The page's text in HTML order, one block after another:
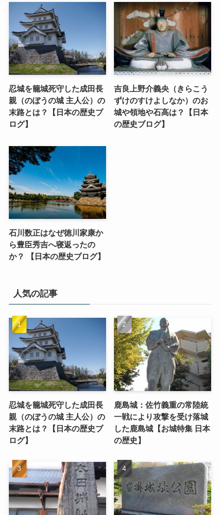
忍城を籠城死守した成田長
親（のぼうの城 主人公）の
末路とは？【日本の歴史ブ
ログ】
吉良上野介義央（きらこう
ずけのすけよしなか）のお
城や領地や石高は？【日本
の歴史ブログ】
石川数正はなぜ徳川家康か
ら豊臣秀吉へ寝返ったの
か？ 【日本の歴史ブログ】
人気の記事
忍城を籠城死守した成田長
親（のぼうの城 主人公）の
末路とは？【日本の歴史ブ
ログ】
鹿島城：佐竹義重の常陸統
一戦により攻撃を受け落城
した鹿島城【お城特集 日本
の歴史】